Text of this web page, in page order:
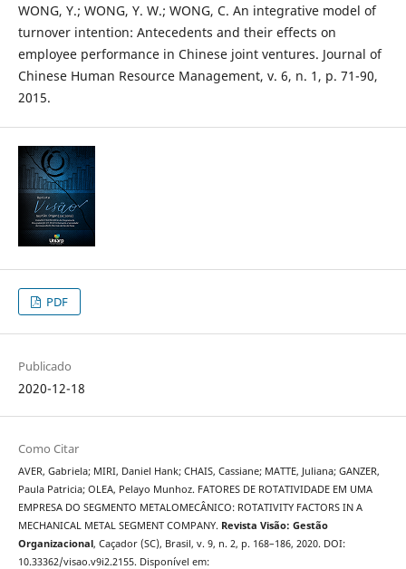
WONG, Y.; WONG, Y. W.; WONG, C. An integrative model of
turnover intention: Antecedents and their effects on
employee performance in Chinese joint ventures. Journal of
Chinese Human Resource Management, v. 6, n. 1, p. 71-90,
2015.
PDF
Publicado
2020-12-18
Como Citar
AVER, Gabriela; MIRI, Daniel Hank; CHAIS, Cassiane; MATTE, Juliana; GANZER,
Paula Patricia; OLEA, Pelayo Munhoz. FATORES DE ROTATIVIDADE EM UMA
EMPRESA DO SEGMENTO METALOMECÂNICO: ROTATIVITY FACTORS IN A
MECHANICAL METAL SEGMENT COMPANY. Revista Visão: Gestão
Organizacional, Caçador (SC), Brasil, v. 9, n. 2, p. 168–186, 2020. DOI:
10.33362/visao.v9i2.2155. Disponível em: